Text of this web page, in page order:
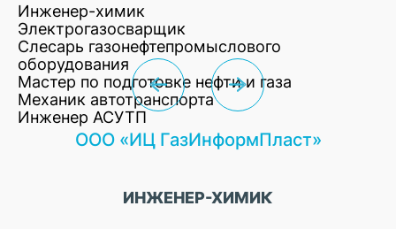
Инженер-химик
Электрогазосварщик
Слесарь газонефтепромыслового
оборудования
Мастер по подготовке нефти и газа
Механик автотранспорта
Инженер АСУТП
ООО «ИЦ ГазИнформПласт»
ИНЖЕНЕР-ХИМИК